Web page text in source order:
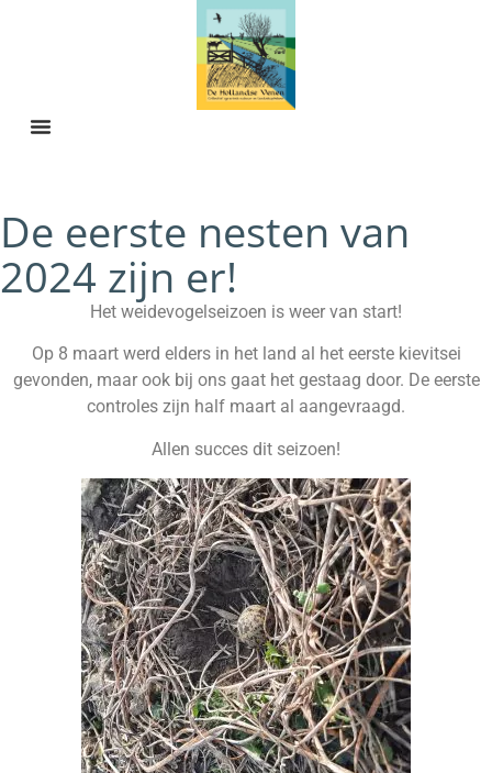
De eerste nesten van
2024 zijn er!
Het weidevogelseizoen is weer van start!
Op 8 maart werd elders in het land al het eerste kievitsei
gevonden, maar ook bij ons gaat het gestaag door. De eerste
controles zijn half maart al aangevraagd.
Allen succes dit seizoen!